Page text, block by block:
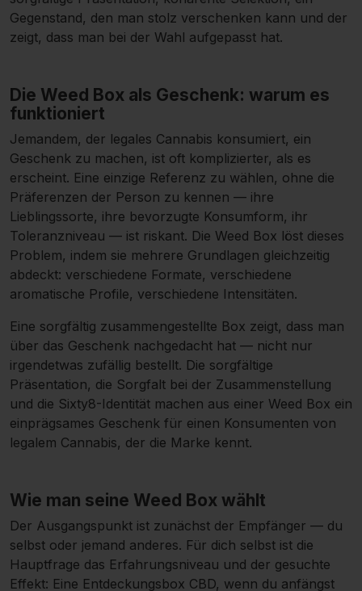
Gegenstand, den man stolz verschenken kann und der
zeigt, dass man bei der Wahl aufgepasst hat.
Die Weed Box als Geschenk: warum es
funktioniert
Jemandem, der legales Cannabis konsumiert, ein
Geschenk zu machen, ist oft komplizierter, als es
erscheint. Eine einzige Referenz zu wählen, ohne die
Präferenzen der Person zu kennen — ihre
Lieblingssorte, ihre bevorzugte Konsumform, ihr
Toleranzniveau — ist riskant. Die Weed Box löst dieses
Problem, indem sie mehrere Grundlagen gleichzeitig
abdeckt: verschiedene Formate, verschiedene
aromatische Profile, verschiedene Intensitäten.
Eine sorgfältig zusammengestellte Box zeigt, dass man
über das Geschenk nachgedacht hat — nicht nur
irgendetwas zufällig bestellt. Die sorgfältige
Präsentation, die Sorgfalt bei der Zusammenstellung
und die Sixty8-Identität machen aus einer Weed Box ein
einprägsames Geschenk für einen Konsumenten von
legalem Cannabis, der die Marke kennt.
Wie man seine Weed Box wählt
Der Ausgangspunkt ist zunächst der Empfänger — du
selbst oder jemand anderes. Für dich selbst ist die
Hauptfrage das Erfahrungsniveau und der gesuchte
Effekt: Eine Entdeckungsbox CBD, wenn du anfängst